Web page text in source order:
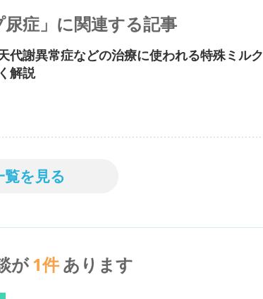
尿症」に関連する記事
謝異常症などの治療に使われる特殊ミルク
解説
覧を見る
が1件あります